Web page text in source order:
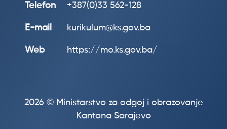
Telefon +387(0)33 562-128
E-mail kurikulum@ks.gov.ba
Web https://mo.ks.gov.ba/
2026 © Ministarstvo za odgoj i obrazovanje
Kantona Sarajevo